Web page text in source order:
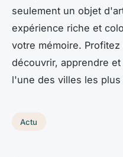
seulement un objet
expérience riche et
votre mémoire.
découvrir, apprendre
l'une des villes les
Actu